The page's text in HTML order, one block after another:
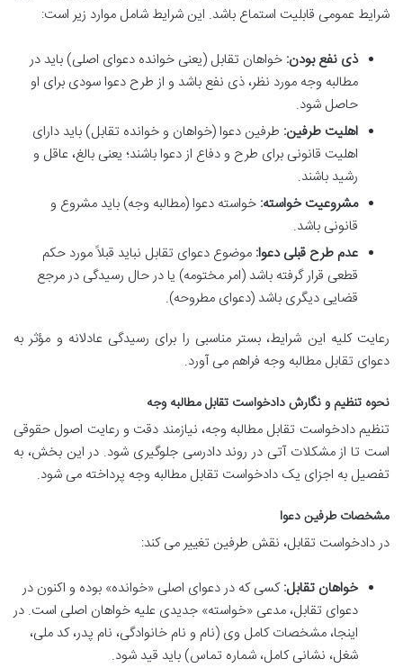
شرایط عمومی قابلیت استماع باشد. این شرایط شامل موارد زیر است:
ذی نفع بودن: خواهان تقابل (یعنی خوانده دعوای اصلی) باید در
مطالبه وجه مورد نظر، ذی نفع باشد و از طرح دعوا سودی برای او
حاصل شود.
اهلیت طرفین: طرفین دعوا (خواهان و خوانده تقابل) باید دارای
اهلیت قانونی برای طرح و دفاع از دعوا باشند؛ یعنی بالغ، عاقل و
رشید باشند.
مشروعیت خواسته: خواسته دعوا (مطالبه وجه) باید مشروع و
قانونی باشد.
عدم طرح قبلی دعوا: موضوع دعوای تقابل نباید قبلاً مورد حکم
قطعی قرار گرفته باشد (امر مختومه) یا در حال رسیدگی در مرجع
قضایی دیگری باشد (دعوای مطروحه).
رعایت کلیه این شرایط، بستر مناسبی را برای رسیدگی عادلانه و مؤثر به
دعوای تقابل مطالبه وجه فراهم می آورد.
نحوه تنظیم و نگارش دادخواست تقابل مطالبه وجه
تنظیم دادخواست تقابل مطالبه وجه، نیازمند دقت و رعایت اصول حقوقی
است تا از مشکلات آتی در روند دادرسی جلوگیری شود. در این بخش، به
تفصیل به اجزای یک دادخواست تقابل مطالبه وجه پرداخته می شود.
مشخصات طرفین دعوا
در دادخواست تقابل، نقش طرفین تغییر می کند:
خواهان تقابل:کسی که در دعوای اصلی «خوانده» بوده و اکنون در
دعوای تقابل، مدعی «خواسته» جدیدی علیه خواهان اصلی است. در
اینجا، مشخصات کامل وی (نام و نام خانوادگی، نام پدر، کد ملی،
شغل، نشانی کامل، شماره تماس) باید قید شود.